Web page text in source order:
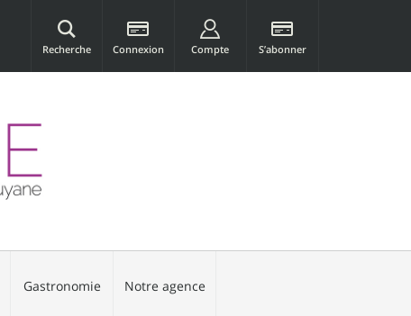
Recherche Connexion Compte S’abonner
Gastronomie Notre agence